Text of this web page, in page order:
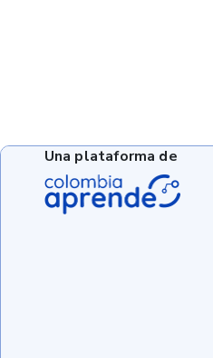
Una plataforma de